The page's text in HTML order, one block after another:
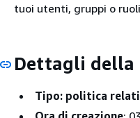
tuoi utenti, gruppi o
Dettagli della
Tipo: politica